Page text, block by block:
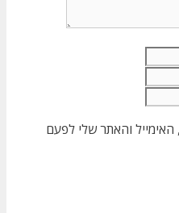
והאתר שלי לפעם